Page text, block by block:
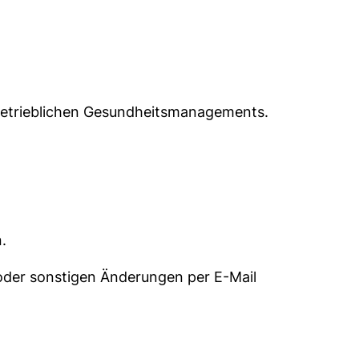
Gesundheitsmanagements.
sonstigen Änderungen per E-Mail